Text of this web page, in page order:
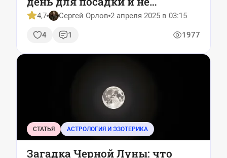
остаться без урожая
4,7 Сергей Орлов 2 апреля 2025 в 03:15
4 1 1977
СТАТЬЯ АСТРОЛОГИЯ И ЭЗОТЕРИКА
Загадка Черной Луны: что